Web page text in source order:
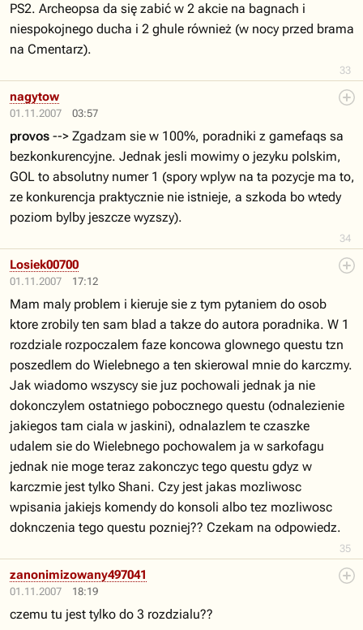
33
PS2. Archeopsa da się zabić w 2 akcie na bagnach i
niespokojnego ducha i 2 ghule również (w nocy przed brama
na Cmentarz).
01.11.2007 03:57
34
nagytow
provos --> Zgadzam sie w 100%, poradniki z gamefaqs sa
bezkonkurencyjne. Jednak jesli mowimy o jezyku polskim,
GOL to absolutny numer 1 (spory wplyw na ta pozycje ma to,
ze konkurencja praktycznie nie istnieje, a szkoda bo wtedy
poziom bylby jeszcze wyzszy).
01.11.2007 17:12
35
Losiek00700
Mam maly problem i kieruje sie z tym pytaniem do osob
ktore zrobily ten sam blad a takze do autora poradnika. W 1
rozdziale rozpoczalem faze koncowa glownego questu tzn
poszedlem do Wielebnego a ten skierowal mnie do karczmy.
Jak wiadomo wszyscy sie juz pochowali jednak ja nie
dokonczylem ostatniego pobocznego questu (odnalezienie
jakiegos tam ciala w jaskini), odnalazlem te czaszke
udalem sie do Wielebnego pochowalem ja w sarkofagu
jednak nie moge teraz zakonczyc tego questu gdyz w
karczmie jest tylko Shani. Czy jest jakas mozliwosc
wpisania jakiejs komendy do konsoli albo tez mozliwosc
doknczenia tego questu pozniej?? Czekam na odpowiedz.
01.11.2007 18:19
zanonimizowany497041
czemu tu jest tylko do 3 rozdzialu??